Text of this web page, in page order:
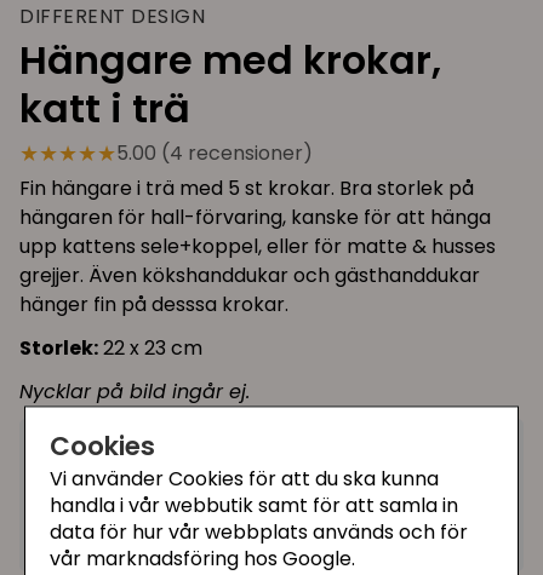
Cookies
Vi använder Cookies för att du ska kunna
handla i vår webbutik samt för att samla in
data för hur vår webbplats används och för
vår marknadsföring hos Google.
DIFFERENT DESIGN
Hängare med krokar,
katt i trä
★★★★★5.00 (4 recensioner)
Fin hängare i trä med 5 st krokar. Bra storlek på
hängaren för hall-förvaring, kanske för att hänga
upp kattens sele+koppel, eller för matte & husses
grejjer. Även kökshanddukar och gästhanddukar
hänger fin på desssa krokar.
Storlek:22 x 23 cm
Nycklar på bild ingår ej.
59 kr Utgått
Ej tillgänglig